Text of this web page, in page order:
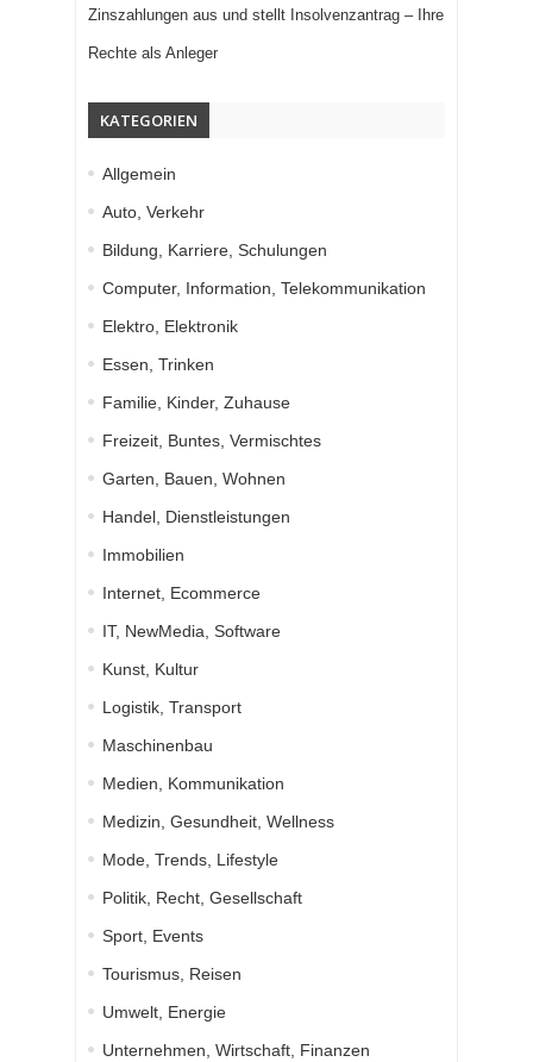
Zinszahlungen aus und stellt Insolvenzantrag – Ihre
Rechte als Anleger
KATEGORIEN
Allgemein
Auto, Verkehr
Bildung, Karriere, Schulungen
Computer, Information, Telekommunikation
Elektro, Elektronik
Essen, Trinken
Familie, Kinder, Zuhause
Freizeit, Buntes, Vermischtes
Garten, Bauen, Wohnen
Handel, Dienstleistungen
Immobilien
Internet, Ecommerce
IT, NewMedia, Software
Kunst, Kultur
Logistik, Transport
Maschinenbau
Medien, Kommunikation
Medizin, Gesundheit, Wellness
Mode, Trends, Lifestyle
Politik, Recht, Gesellschaft
Sport, Events
Tourismus, Reisen
Umwelt, Energie
Unternehmen, Wirtschaft, Finanzen